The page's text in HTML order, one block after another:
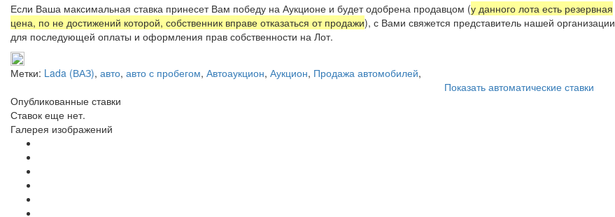
Если Ваша максимальная ставка принесет Вам победу на Аукционе и будет одобрена продавцом (у данного лота есть резервная
цена, по не достижений которой, собственник вправе отказаться от продажи), с Вами свяжется представитель нашей организации
для последующей оплаты и оформления прав собственности на Лот.
Метки: Lada (ВАЗ), авто, авто с пробегом, Автоаукцион, Аукцион, Продажа автомобилей,
Показать автоматические ставки
Опубликованные ставки
Ставок еще нет.
Галерея изображений